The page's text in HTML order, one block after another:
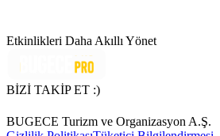
Etkinlikleri Daha Akıllı Yönet
BİZİ TAKİP ET :)
BUGECE Turizm ve Organizasyon A.Ş.